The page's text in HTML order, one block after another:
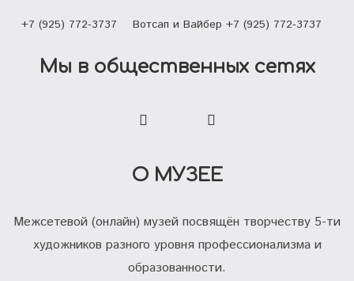
О МУЗЕЕ
Межсетевой (онлайн) музей посвящён творчеству 5-ти
художников разного уровня профессионализма и
образованности.
+7 (925) 772-3737 Вотсап и Вайбер +7 (925) 772-3737
Мы в общественных сетях